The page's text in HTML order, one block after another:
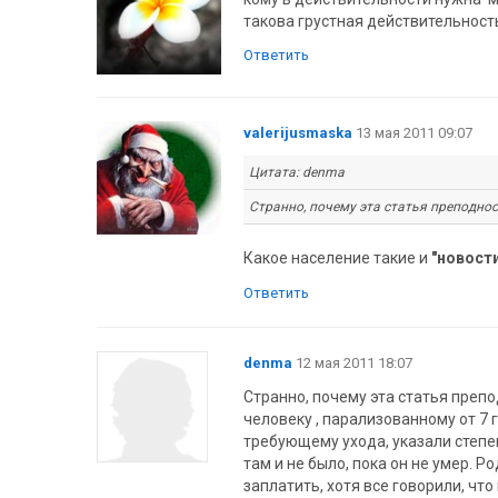
такова грустная
Ответить
valerijusmaska 13 мая 2011 09:07
Цитата: denma
Странно, почему эта статья
Какое население такие и
Ответить
denma 12 мая 2011 18:07
Странно, почему эта статья
человеку , парализованному от 7
требующему ухода, указали
там и не было, пока он не умер.
заплатить, хотя все говорили,